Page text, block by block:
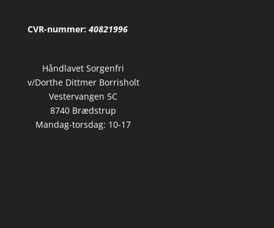
CVR-nummer: 40821996
Håndlavet Sorgenfri
v/Dorthe Dittmer Borrisholt
Vestervangen 5C
8740 Brædstrup
Mandag-torsdag: 10-17